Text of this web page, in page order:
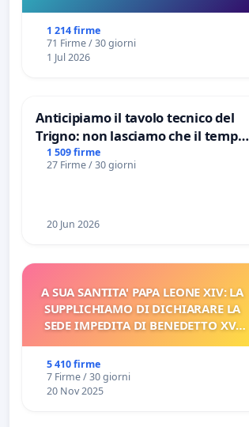
1 214 firme
71 Firme / 30 giorni
1 Jul 2026
Anticipiamo il tavolo tecnico del
Trigno: non lasciamo che il tempo
rallenti le ricerche di Domenico
Racanati
1 509 firme
27 Firme / 30 giorni
20 Jun 2026
A SUA SANTITA' PAPA LEONE XIV: LA
SUPPLICHIAMO DI DICHIARARE LA
SEDE IMPEDITA DI BENEDETTO XVI
5 410 firme
7 Firme / 30 giorni
20 Nov 2025